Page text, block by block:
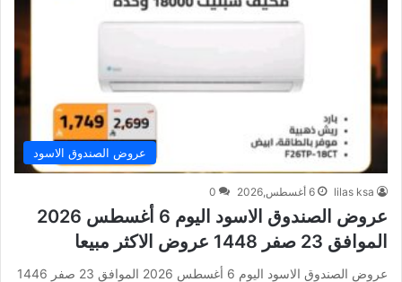
عروض الصندوق الاسود
lilas ksa 6 أغسطس,2026 0
عروض الصندوق الاسود اليوم 6 أغسطس 2026
الموافق 23 صفر 1448 عروض الاكثر مبيعا
عروض الصندوق الاسود اليوم 6 أغسطس 2026 الموافق 23 صفر 1446